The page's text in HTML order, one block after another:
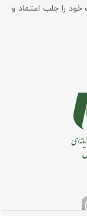
خود را جلب اعتماد و